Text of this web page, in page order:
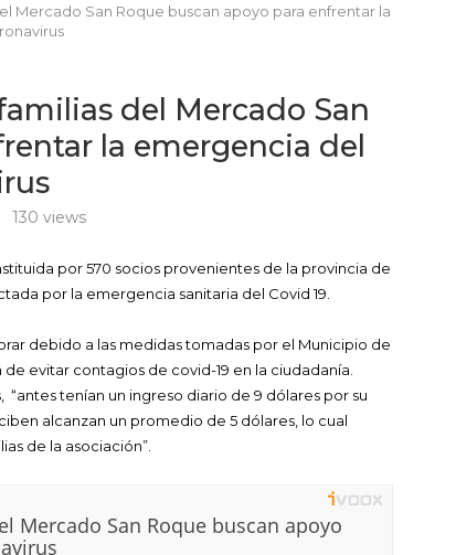
Mercado San Roque buscan apoyo para enfrentar la
del Mercado San
la emergencia del
130 views
por 570 socios provenientes de la provincia de
por la emergencia sanitaria del Covid 19.
debido a las medidas tomadas por el Municipio de
evitar contagios de covid-19 en la ciudadanía.
tenían un ingreso diario de 9 dólares por su
alcanzan un promedio de 5 dólares, lo cual
de la asociación”.